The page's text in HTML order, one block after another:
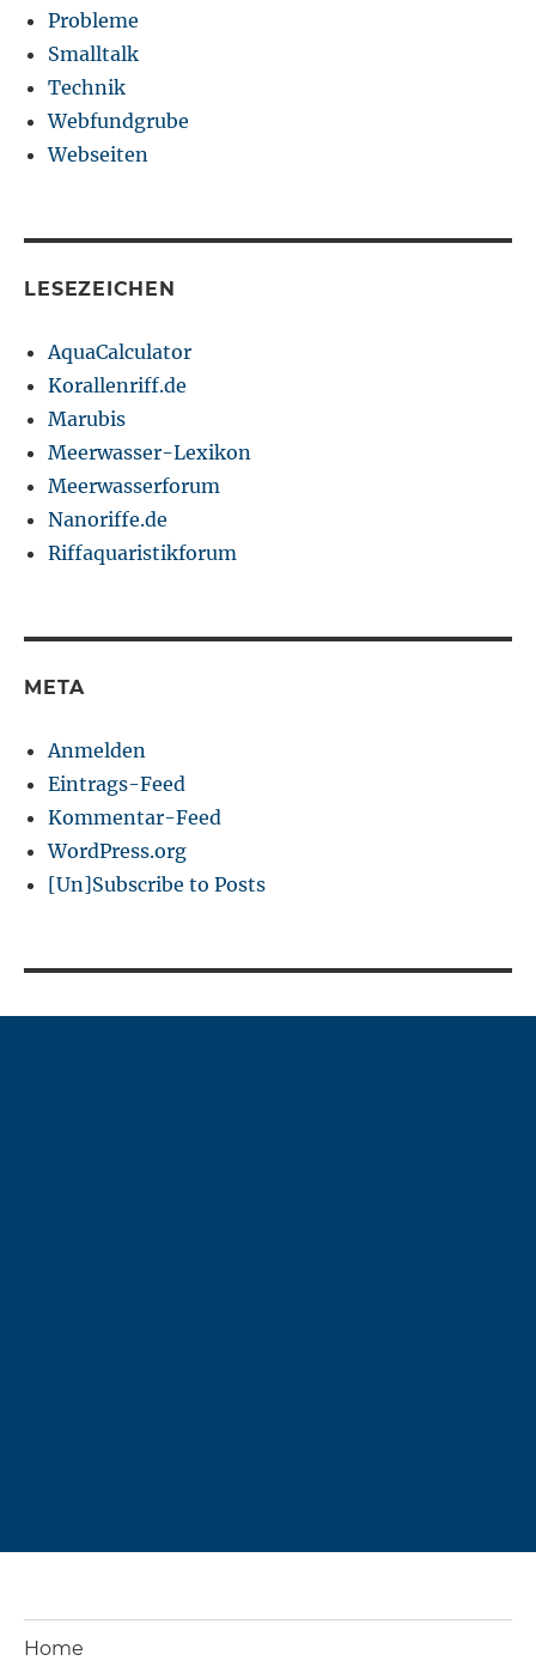
Probleme
Smalltalk
Technik
Webfundgrube
Webseiten
LESEZEICHEN
AquaCalculator
Korallenriff.de
Marubis
Meerwasser-Lexikon
Meerwasserforum
Nanoriffe.de
Riffaquaristikforum
META
Anmelden
Eintrags-Feed
Kommentar-Feed
WordPress.org
[Un]Subscribe to Posts
Home